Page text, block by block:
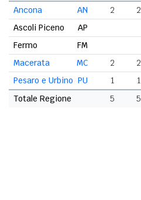
AN
Ancona 2 2
AP
Ascoli Piceno
FM
Fermo
MC
Macerata 2 2
PU
Pesaro e Urbino 1 1
Totale Regione
5 5